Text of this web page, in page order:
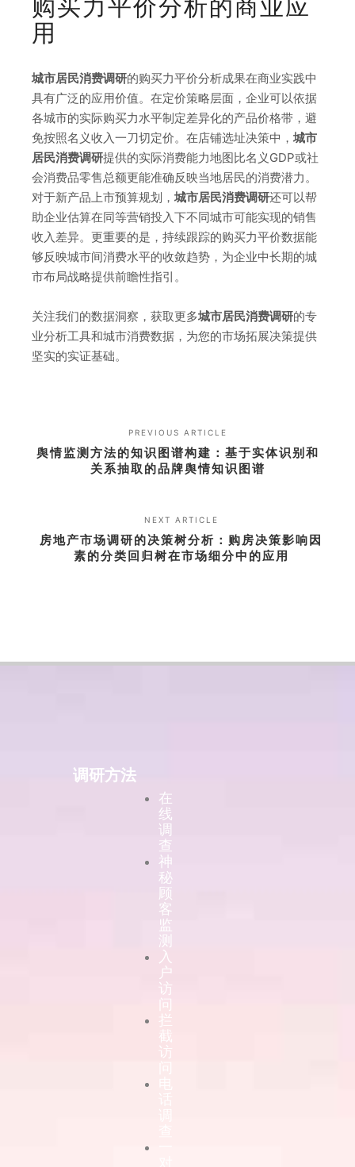
购买力平价分析的商业应
用
城市居民消费调研的购买力平价分析成果在商业实践中
具有广泛的应用价值。在定价策略层面，企业可以依据
各城市的实际购买力水平制定差异化的产品价格带，避
免按照名义收入一刀切定价。在店铺选址决策中， 城市
居民消费调研提供的实际消费能力地图比名义GDP或社
会消费品零售总额更能准确反映当地居民的消费潜力。
对于新产品上市预算规划， 城市居民消费调研还可以帮
助企业估算在同等营销投入下不同城市可能实现的销售
收入差异。更重要的是，持续跟踪的购买力平价数据能
够反映城市间消费水平的收敛趋势，为企业中长期的城
市布局战略提供前瞻性指引。
关注我们的数据洞察，获取更多城市居民消费调研的专
业分析工具和城市消费数据，为您的市场拓展决策提供
坚实的实证基础。
PREVIOUS ARTICLE
舆情监测方法的知识图谱构建：基于实体识别和
关系抽取的品牌舆情知识图谱
NEXT ARTICLE
房地产市场调研的决策树分析：购房决策影响因
素的分类回归树在市场细分中的应用
调研方法
在
线
调
查
神
秘
顾
客
监
测
入
户
访
问
拦
截
访